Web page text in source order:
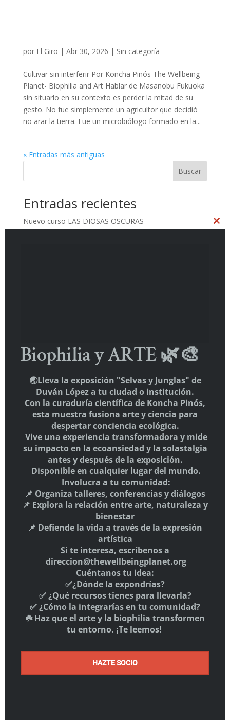
por El Giro | Abr 30, 2026 | Sin categoría
Cultivar sin interferir Por Koncha Pinós The Wellbeing
Planet- Biophilia and Art Hablar de Masanobu Fukuoka
sin situarlo en su contexto es perder la mitad de su
gesto. No fue simplemente un agricultor que decidió
no arar la tierra. Fue un microbiólogo formado en la...
« Entradas más antiguas
Buscar
Entradas recientes
Nuevo curso LAS DIOSAS OSCURAS
filosofía del entrelazamiento
en 💙 3. ACIANA – La Azul del Alma Salvaje
THE WELLBEING PLANET
E-mail:info@elgiro.org
Aquí
SÍGUENOS
El Giro es partner estratégico del Programa Nacional
de Restauración Forestal del Ministerio de Panamá.
Biophilia y ARTE 🌿🎨
🌏Lleva la exposición "Selvas y Junglas" de
Duván López a tu ciudad o institución.
Con la curaduría científica de Koncha Pinós,
esta muestra fusiona arte y ciencia para
despertar conciencia ecológica.
Vive una experiencia transformadora y mide
su impacto en la ecoansiedad y la solastalgia
antes y después de la exposición.
Disponible en cualquier lugar del mundo.
Involucra a tu comunidad:
📌 Organiza talleres, conferencias y diálogos
📌 Explora la relación entre arte, naturaleza y
bienestar
📌 Defiende la vida a través de la expresión
artística
Si te interesa, escríbenos a
direccion@thewellbeingplanet.org
Cuéntanos tu idea:
✅¿Dónde la expondrías?
✅ ¿Qué recursos tienes para llevarla?
✅ ¿Cómo la integrarías en tu comunidad?
☘️ Haz que el arte y la biophilia transformen
tu entorno. ¡Te leemos!
HAZTE SOCIO